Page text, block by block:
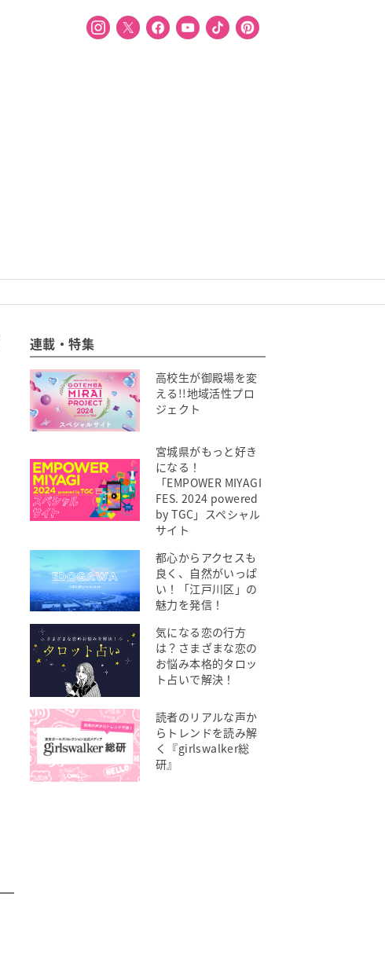
連載・特集
高校生が御殿場を変
える!!地域活性プロ
ジェクト
宮城県がもっと好き
になる！
「EMPOWER MIYAGI
FES. 2024 powered
by TGC」スペシャル
サイト
都心からアクセスも
良く、自然がいっぱ
い！「江戸川区」の
魅力を発信！
気になる恋の行方
は？さまざまな恋の
お悩み本格的タロッ
ト占いで解決！
読者のリアルな声か
らトレンドを読み解
く『girlswalker総
研』